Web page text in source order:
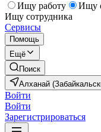
Ищу работу
Ищу
Ищу сотрудника
Сервисы
Помощь
Ещё
Поиск
Алханай
Войти
Войти
Зарегистрироваться